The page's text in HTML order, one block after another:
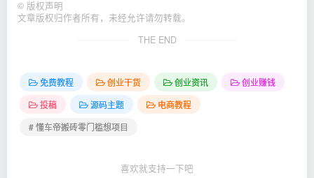
© 版权声明
文章版权归作者所有，未经允许请勿转载。
THE END
免费教程 创业干货 创业资讯
创业赚钱
投稿
源码主题
电商教程
# 懂车帝搬砖零门槛想项目
喜欢就支持一下吧